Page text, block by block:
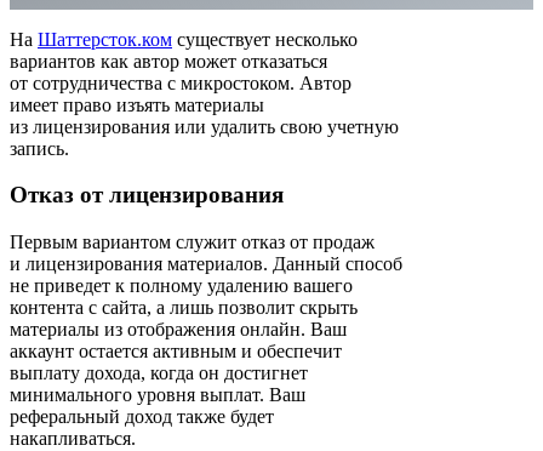
На Шаттерсток.ком существует несколько
вариантов как автор может отказаться
от сотрудничества с микростоком. Автор
имеет право изъять материалы
из лицензирования или удалить свою учетную
запись.
Отказ от лицензирования
Первым вариантом служит отказ от продаж
и лицензирования материалов. Данный способ
не приведет к полному удалению вашего
контента с сайта, а лишь позволит скрыть
материалы из отображения онлайн. Ваш
аккаунт остается активным и обеспечит
выплату дохода, когда он достигнет
минимального уровня выплат. Ваш
реферальный доход также будет
накапливаться.